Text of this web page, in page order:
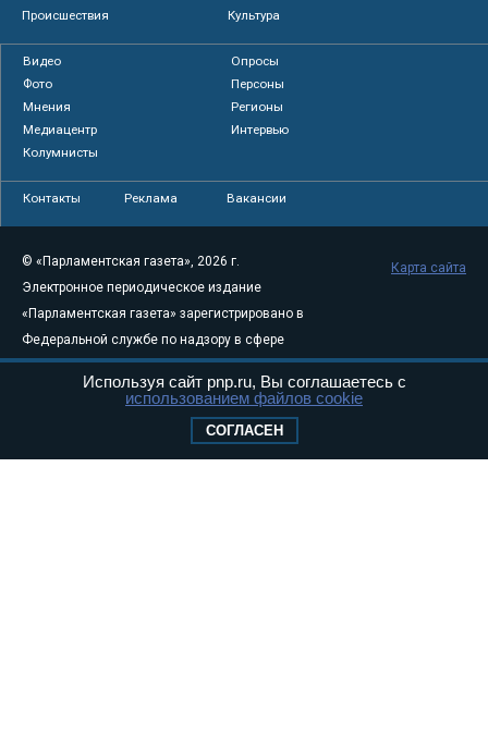
Происшествия
Культура
Видео
Опросы
Фото
Персоны
Мнения
Регионы
Медиацентр
Интервью
Колумнисты
Контакты Реклама Вакансии
© «Парламентская газета», 2026 г.
Электронное периодическое издание
«Парламентская газета» зарегистрировано в
Федеральной службе по надзору в сфере
связи, информационных технологий и
массовых коммуникаций (Роскомнадзор) 05
Свидетельство о регистрации Эл № ФС77-
Карта сайта
Используя сайт pnp.ru, Вы соглашаетесь с
использованием файлов cookie
СОГЛАСЕН